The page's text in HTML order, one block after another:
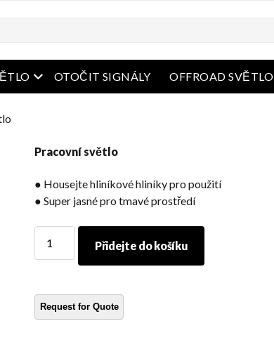
Otevřená nabídka
OTOČIT SIGNÁLY OFFROAD SVĚTLO
Pracovní světlo
● Housejte hliníkové hliníky pro použití
● Super jasné pro tmavé prostředí
světlo
Přidejte do košíku